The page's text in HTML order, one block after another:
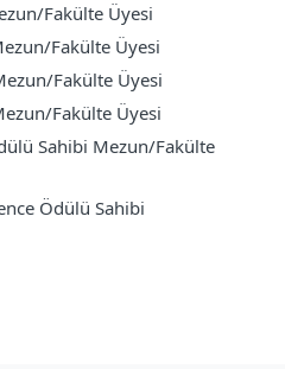
Fakülte Üyesi
Fakülte Üyesi
Fakülte Üyesi
Fakülte Üyesi
Sahibi Mezun/Fakülte
Ödülü Sahibi